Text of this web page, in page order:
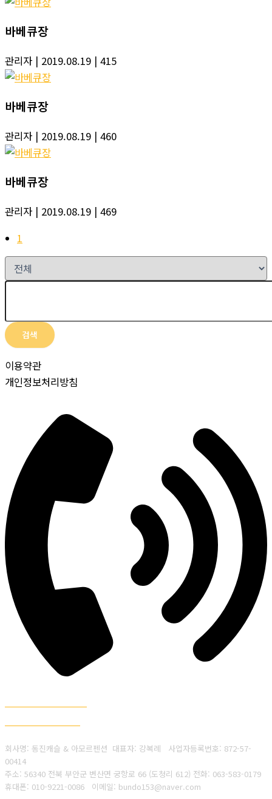
바베큐장
관리자 | 2019.08.19 | 415
바베큐장
관리자 | 2019.08.19 | 460
바베큐장
관리자 | 2019.08.19 | 469
1
검색
이용약관
개인정보처리방침
회사명: 동진캐슬 & 아모르펜션 대표자: 강복례 사업자등록번호: 872-57-
00414
주소: 56340 전북 부안군 변산면 궁항로 66 (도청리 612) 전화: 063-583-0179
휴대폰: 010-9221-0086
이메일: bundo153@naver.com